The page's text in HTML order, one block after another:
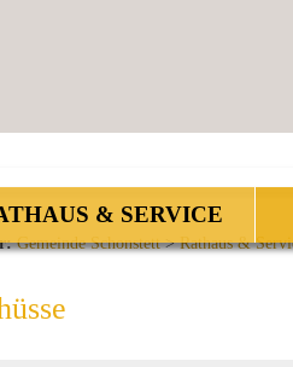
& SERVICE
Gemeinde Schonstett>Rathaus &